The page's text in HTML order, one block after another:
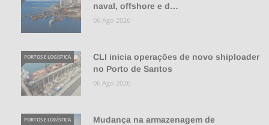
naval, offshore e d…
06 Ago 2026
CLI inicia operações de novo shiploader
no Porto de Santos
PORTOS E LOGÍSTICA
06 Ago 2026
Mudança na armazenagem de
PORTOS E LOGÍSTICA